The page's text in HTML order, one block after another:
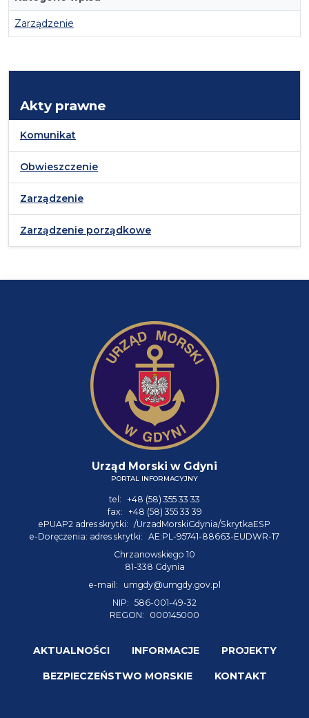
Zarządzenie
Akty prawne
Komunikat
Obwieszczenie
Zarządzenie
Zarządzenie porządkowe
Urząd Morski w Gdyni
PORTAL INFORMACYJNY
tel: +48 (58) 355 33 33
fax: +48 (58) 355 33 39
ePUAP2 adres skrytki: /UrzadMorskiGdynia/SkrytkaESP
e-Doręczenia: adres skrytki: AE:PL-95741-88663-EUDWR-17
Chrzanowskiego 10
81-338 Gdynia
e-mail:
umgdy@umgdy.gov.pl
NIP: 586-001-49-32
REGON:
000145000
AKTUALNOŚCI INFORMACJE PROJEKTY
BEZPIECZEŃSTWO MORSKIE KONTAKT